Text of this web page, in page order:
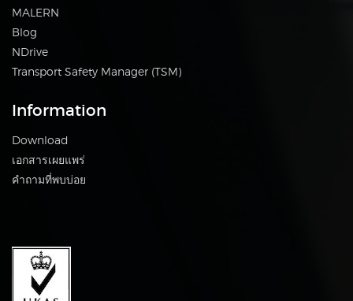
MALERN
Blog
NDrive
Transport Safety Manager (TSM)
Information
Download
เอกสารเผยแพร่
คำถามที่พบบ่อย